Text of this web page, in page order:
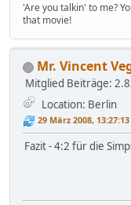
'Are you talkin' to me?
that movie!
Mr. Vincent
Mitglied Beiträge:
Location: Berlin
29 März 2008, 13:27:13
Fazit - 4:2 für die